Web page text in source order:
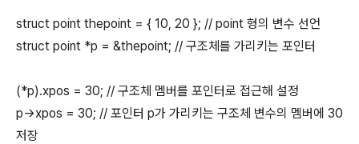
struct point thepoint = { 10, 20 }; // point 형의 변수 선언
struct point *p = &thepoint; // 구조체를 가리키는 포인터
(*p).xpos = 30; // 구조체 멤버를 포인터로 접근해 설정
p->xpos = 30; // 포인터 p가 가리키는 구조체 변수의 멤버에 30
저장